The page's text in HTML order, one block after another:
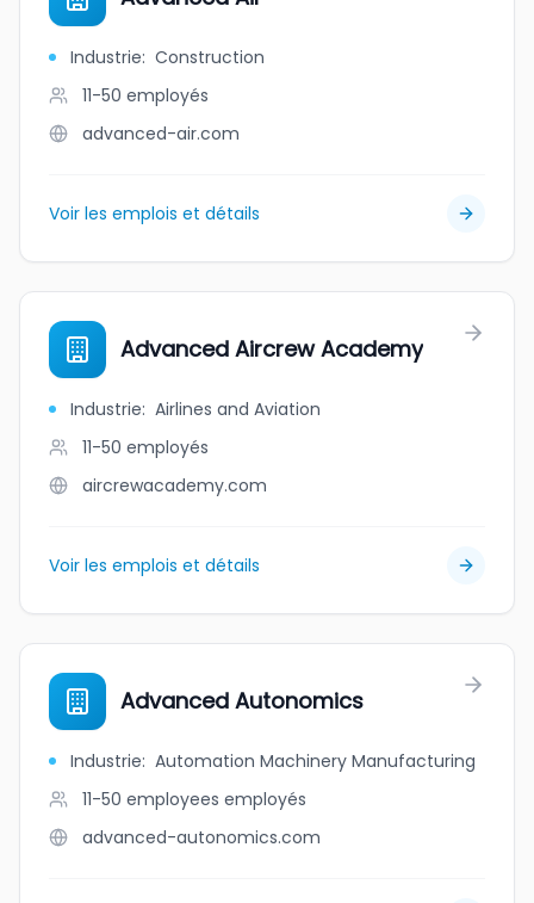
Industrie: Construction
11-50 employés
advanced-air.com
Voir les emplois et détails
Advanced Aircrew Academy
Industrie: Airlines and Aviation
11-50 employés
aircrewacademy.com
Voir les emplois et détails
Advanced Autonomics
Industrie: Automation Machinery Manufacturing
11-50 employees employés
advanced-autonomics.com